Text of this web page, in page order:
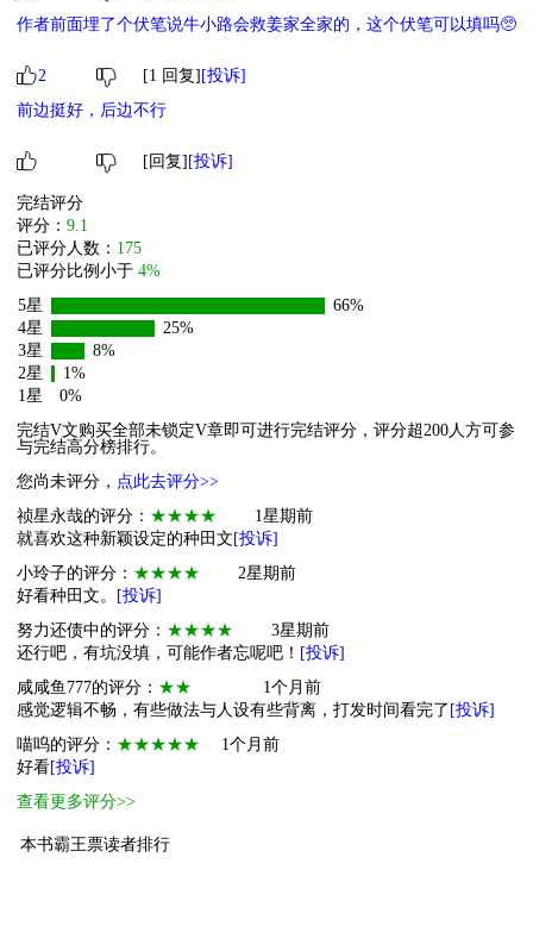
作者前面埋了个伏笔说牛小路会救姜家全家的，这个伏笔可以填吗🥺
2 [1 回复] [投诉]
前边挺好，后边不行
[回复] [投诉]
完结评分
评分： 9.1
已评分人数： 175
已评分比例小于 4%
5星
66%
4星
25%
3星
8%
2星
1%
1星
0%
完结V文购买全部未锁定V章即可进行完结评分，评分超200人方可参
与完结高分榜排行。
您尚未评分， 点此去评分>>
祯星永哉的评分： ★★★★
1星期前
就喜欢这种新颖设定的种田文 [投诉]
小玲子的评分： ★★★★
2星期前
好看种田文。
[投诉]
努力还债中的评分： ★★★★
3星期前
还行吧，有坑没填，可能作者忘呢吧！ [投诉]
咸咸鱼777的评分： ★★
1个月前
感觉逻辑不畅，有些做法与人设有些背离，打发时间看完了 [投诉]
喵呜的评分： ★★★★★
1个月前
好看[投诉]
查看更多评分>>
本书霸王票读者排行